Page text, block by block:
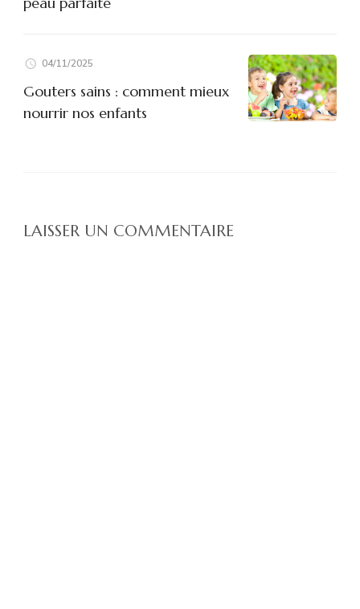
04/11/2025
Gouters sains : comment mieux
nourrir nos enfants
LAISSER UN COMMENTAIRE